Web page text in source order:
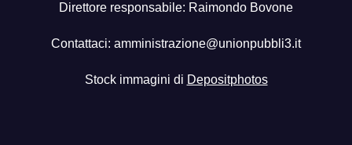
Direttore responsabile: Raimondo Bovone
Contattaci: amministrazione@unionpubbli3.it
Stock immagini di Depositphotos